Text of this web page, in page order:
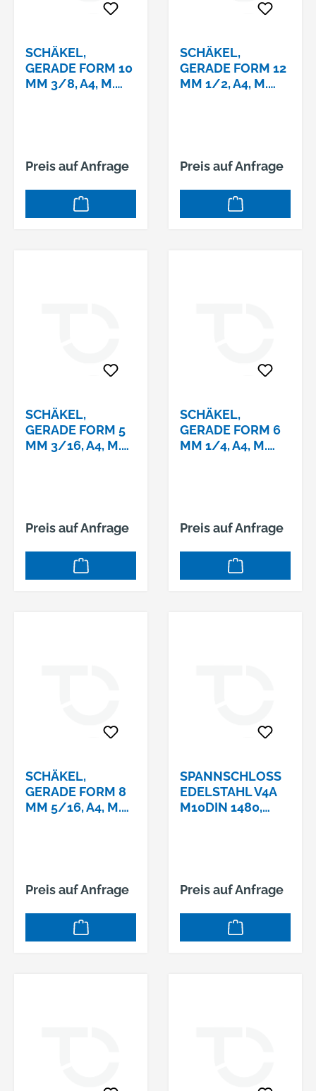
SCHÄKEL,
GERADE FORM 10
MM 3/8, A4, M.
Preis auf Anfrage
SCHÄKEL,
GERADE FORM 12
MM 1/2, A4, M.
Preis auf Anfrage
SCHÄKEL,
GERADE FORM 5
MM 3/16, A4, M.
Preis auf Anfrage
SCHÄKEL,
GERADE FORM 6
MM 1/4, A4, M.
Preis auf Anfrage
SCHÄKEL,
GERADE FORM 8
MM 5/16, A4, M.
Preis auf Anfrage
SPANNSCHLOSS E
DELSTAHL V4A M
10DIN 1480, R
Preis auf Anfrage